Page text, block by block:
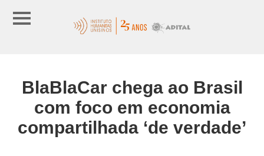
BlaBlaCar chega ao Brasil
com foco em economia
compartilhada ‘de verdade’